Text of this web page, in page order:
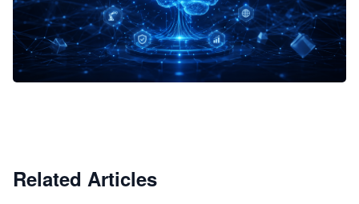
Related Articles